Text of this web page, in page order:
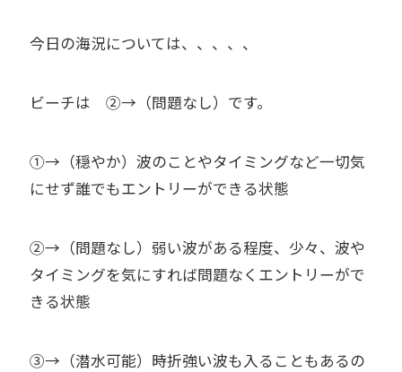
今日の海況については、、、、、
ビーチは ②→（問題なし）です。
①→（穏やか）波のことやタイミングなど一切気
にせず誰でもエントリーができる状態
②→（問題なし）弱い波がある程度、少々、波や
タイミングを気にすれば問題なくエントリーがで
きる状態
③→（潜水可能）時折強い波も入ることもあるの